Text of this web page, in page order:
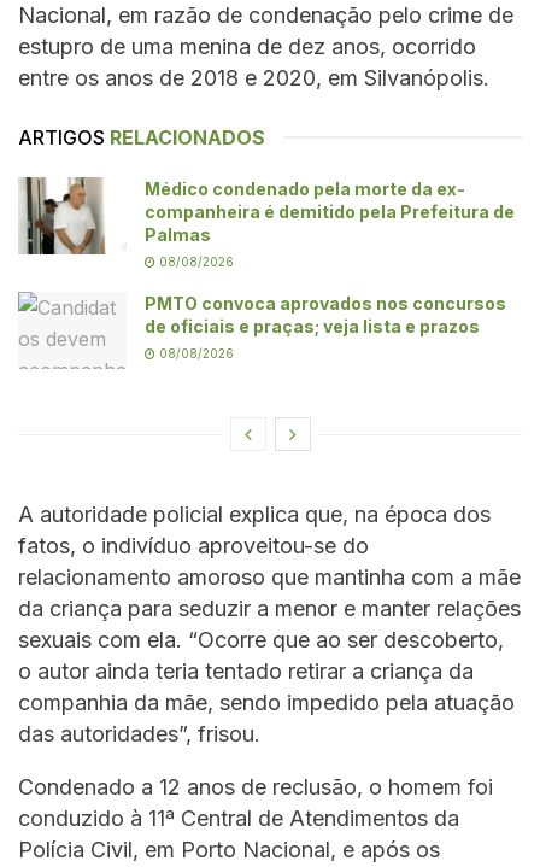
Nacional, em razão de condenação pelo crime de
estupro de uma menina de dez anos, ocorrido
entre os anos de 2018 e 2020, em Silvanópolis.
ARTIGOS RELACIONADOS
Médico condenado pela morte da ex-
companheira é demitido pela Prefeitura de
Palmas
08/08/2026
PMTO convoca aprovados nos concursos
de oficiais e praças; veja lista e prazos
08/08/2026
A autoridade policial explica que, na época dos
fatos, o indivíduo aproveitou-se do
relacionamento amoroso que mantinha com a mãe
da criança para seduzir a menor e manter relações
sexuais com ela. “Ocorre que ao ser descoberto,
o autor ainda teria tentado retirar a criança da
companhia da mãe, sendo impedido pela atuação
das autoridades”, frisou.
Condenado a 12 anos de reclusão, o homem foi
conduzido à 11ª Central de Atendimentos da
Polícia Civil, em Porto Nacional, e após os